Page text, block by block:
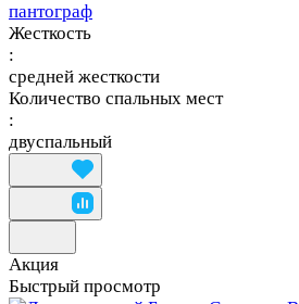
пантограф
Жесткость
:
средней жесткости
Количество спальных мест
:
двуспальный
Акция
Быстрый просмотр